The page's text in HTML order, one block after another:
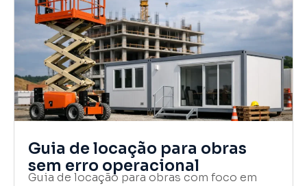
Guia de locação para obras
sem erro operacional
Guia de locação para obras com foco em